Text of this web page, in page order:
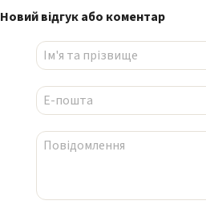
Новий відгук або коментар